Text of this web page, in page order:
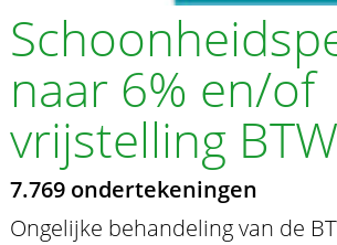
naar 6% en/of
vrijstelling BTW
7.769 ondertekeningen
Ongelijke behandeling van de